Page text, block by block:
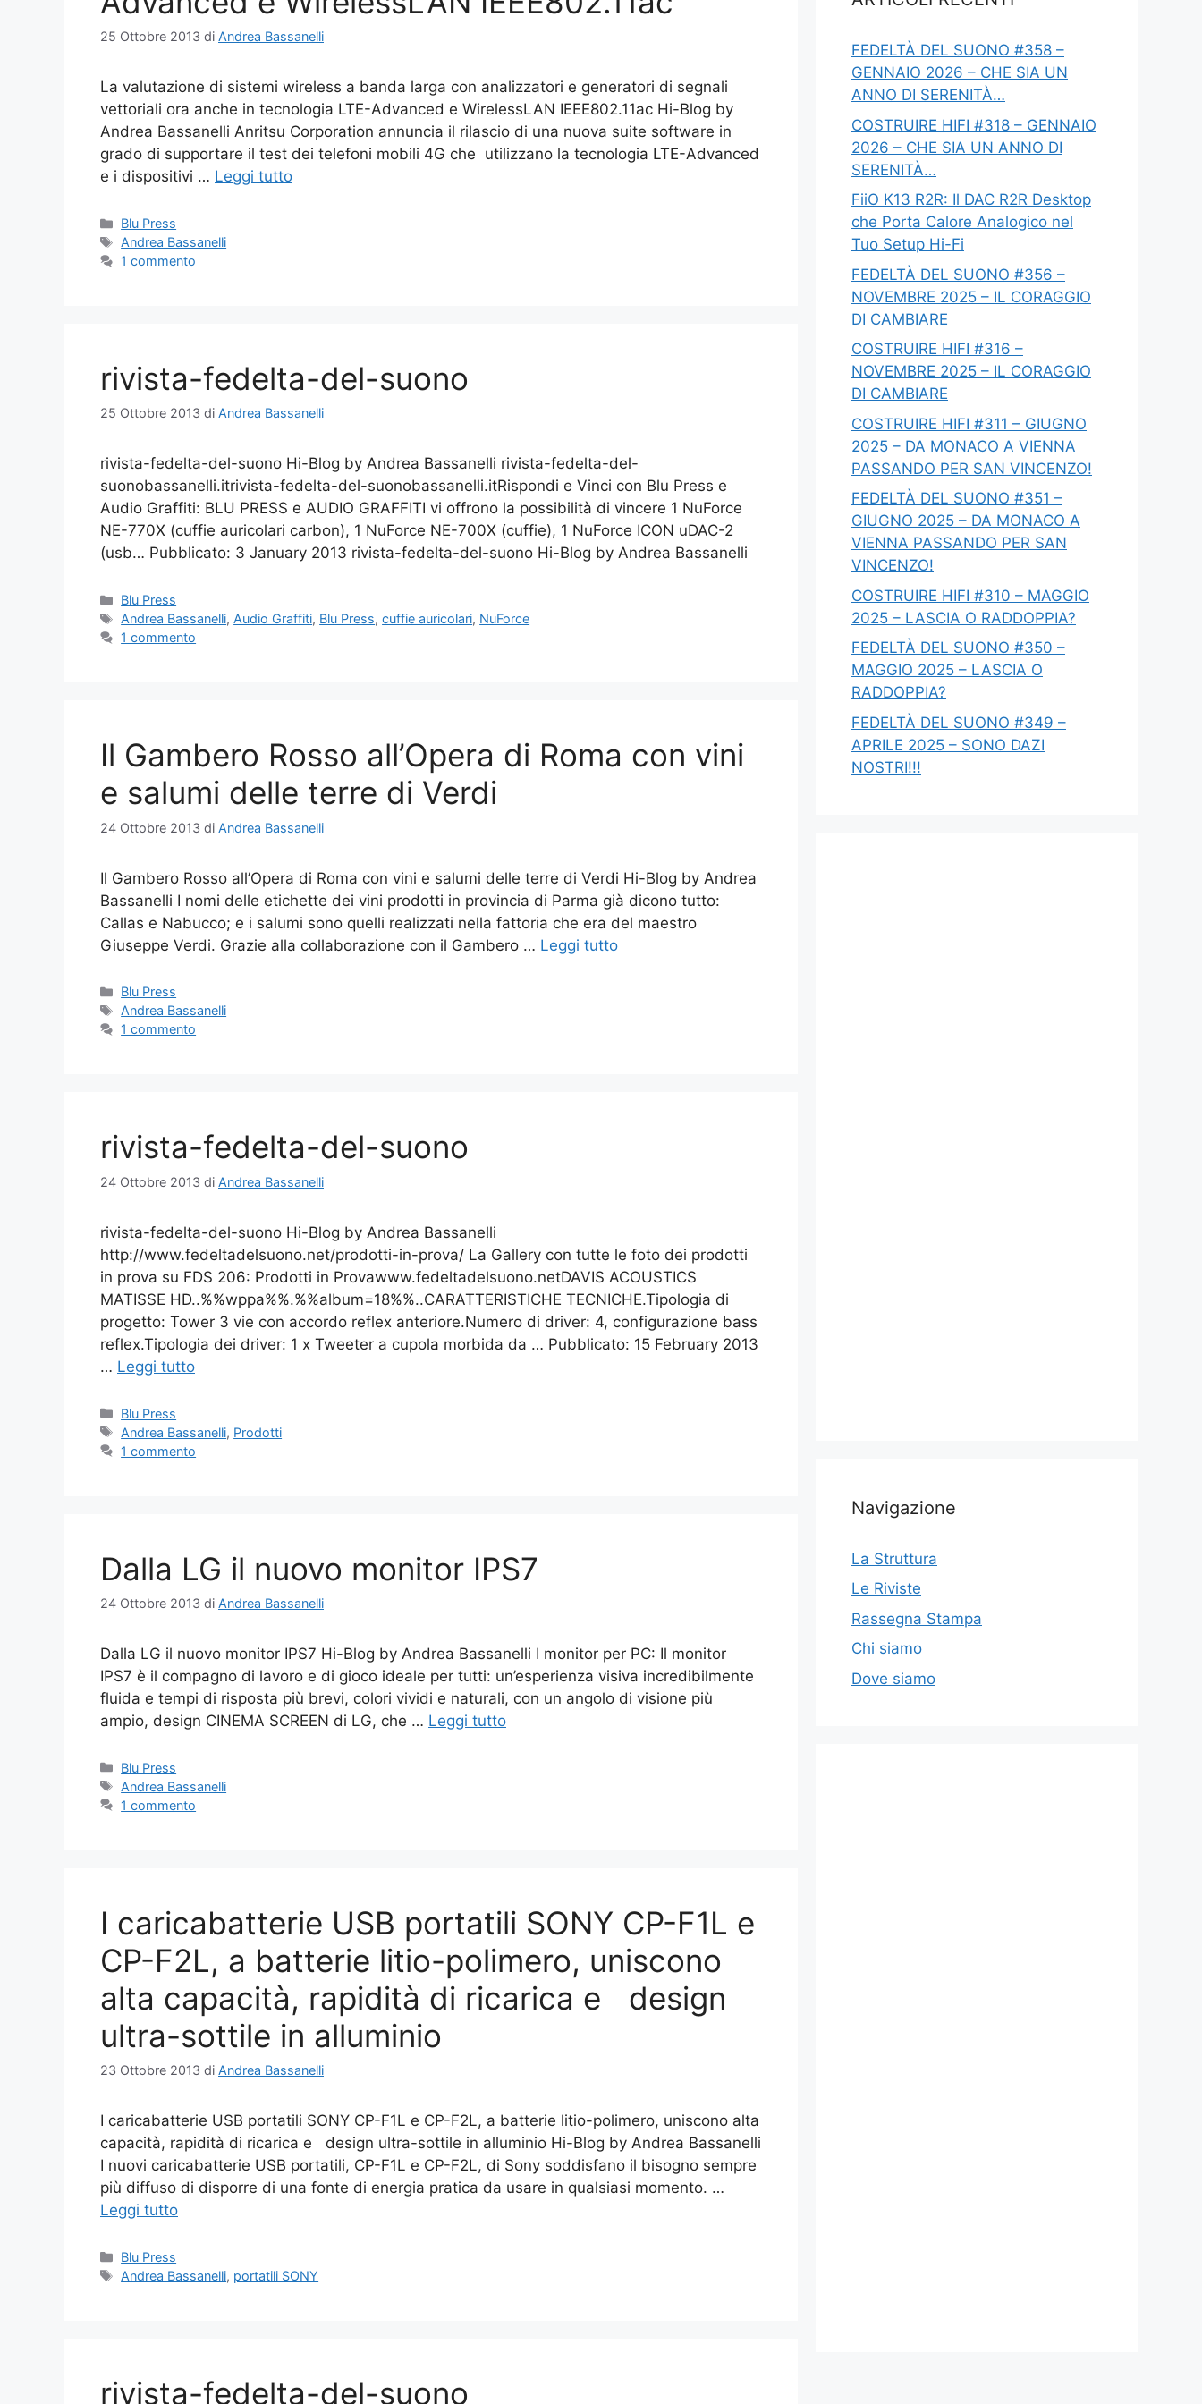
25 Ottobre 2013 di Andrea Bassanelli
La valutazione di sistemi wireless a banda larga con analizzatori e generatori di segnali
vettoriali ora anche in tecnologia LTE-Advanced e WirelessLAN IEEE802.11ac Hi-Blog by
Andrea Bassanelli Anritsu Corporation annuncia il rilascio di una nuova suite software in
grado di supportare il test dei telefoni mobili 4G che utilizzano la tecnologia LTE-Advanced
e i dispositivi … Leggi tutto
Categorie
Blu Press
Tag
Andrea Bassanelli
1 commento
rivista-fedelta-del-suono
25 Ottobre 2013 di Andrea Bassanelli
rivista-fedelta-del-suono Hi-Blog by Andrea Bassanelli rivista-fedelta-del-
suonobassanelli.itrivista-fedelta-del-suonobassanelli.itRispondi e Vinci con Blu Press e
Audio Graffiti: BLU PRESS e AUDIO GRAFFITI vi offrono la possibilità di vincere 1 NuForce
NE-770X (cuffie auricolari carbon), 1 NuForce NE-700X (cuffie), 1 NuForce ICON uDAC-2
(usb… Pubblicato: 3 January 2013 rivista-fedelta-del-suono Hi-Blog by Andrea Bassanelli
Categorie
Blu Press
Tag
Andrea Bassanelli, Audio Graffiti, Blu Press,cuffie auricolari, NuForce
1 commento
Il Gambero Rosso all’Opera di Roma con vini
e salumi delle terre di Verdi
24 Ottobre 2013 di Andrea Bassanelli
Il Gambero Rosso all’Opera di Roma con vini e salumi delle terre di Verdi Hi-Blog by Andrea
Bassanelli I nomi delle etichette dei vini prodotti in provincia di Parma già dicono tutto:
Callas e Nabucco; e i salumi sono quelli realizzati nella fattoria che era del maestro
Giuseppe Verdi. Grazie alla collaborazione con il Gambero … Leggi tutto
Categorie
Blu Press
Tag
Andrea Bassanelli
1 commento
rivista-fedelta-del-suono
24 Ottobre 2013 di Andrea Bassanelli
rivista-fedelta-del-suono Hi-Blog by Andrea Bassanelli
http://www.fedeltadelsuono.net/prodotti-in-prova/ La Gallery con tutte le foto dei prodotti
in prova su FDS 206: Prodotti in Provawww.fedeltadelsuono.netDAVIS ACOUSTICS
MATISSE HD..%%wppa%%.%%album=18%%..CARATTERISTICHE TECNICHE.Tipologia di
progetto: Tower 3 vie con accordo reflex anteriore.Numero di driver: 4, configurazione bass
reflex.Tipologia dei driver: 1 x Tweeter a cupola morbida da … Pubblicato: 15 February 2013
… Leggi tutto
Categorie
Blu Press
Tag
Andrea Bassanelli, Prodotti
1 commento
Dalla LG il nuovo monitor IPS7
24 Ottobre 2013 di Andrea Bassanelli
Dalla LG il nuovo monitor IPS7 Hi-Blog by Andrea Bassanelli I monitor per PC: Il monitor
IPS7 è il compagno di lavoro e di gioco ideale per tutti: un’esperienza visiva incredibilmente
fluida e tempi di risposta più brevi, colori vividi e naturali, con un angolo di visione più
ampio, design CINEMA SCREEN di LG, che … Leggi tutto
Categorie
Blu Press
Tag
Andrea Bassanelli
1 commento
I caricabatterie USB portatili SONY CP-F1L e
CP-F2L, a batterie litio-polimero, uniscono
alta capacità, rapidità di ricarica e design
ultra-sottile in alluminio
23 Ottobre 2013 di Andrea Bassanelli
I caricabatterie USB portatili SONY CP-F1L e CP-F2L, a batterie litio-polimero, uniscono alta
capacità, rapidità di ricarica e design ultra-sottile in alluminio Hi-Blog by Andrea Bassanelli
I nuovi caricabatterie USB portatili, CP-F1L e CP-F2L, di Sony soddisfano il bisogno sempre
più diffuso di disporre di una fonte di energia pratica da usare in qualsiasi momento. …
Leggi tutto
Categorie
Blu Press
Tag
Andrea Bassanelli, portatili SONY
rivista-fedelta-del-suono
FEDELTÀ DEL SUONO #358 –
GENNAIO 2026 – CHE SIA UN
ANNO DI SERENITÀ…
COSTRUIRE HIFI #318 – GENNAIO
2026 – CHE SIA UN ANNO DI
SERENITÀ…
FiiO K13 R2R: Il DAC R2R Desktop
che Porta Calore Analogico nel
Tuo Setup Hi-Fi
FEDELTÀ DEL SUONO #356 –
NOVEMBRE 2025 – IL CORAGGIO
DI CAMBIARE
COSTRUIRE HIFI #316 –
NOVEMBRE 2025 – IL CORAGGIO
DI CAMBIARE
COSTRUIRE HIFI #311 – GIUGNO
2025 – DA MONACO A VIENNA
PASSANDO PER SAN VINCENZO!
FEDELTÀ DEL SUONO #351 –
GIUGNO 2025 – DA MONACO A
VIENNA PASSANDO PER SAN
VINCENZO!
COSTRUIRE HIFI #310 – MAGGIO
2025 – LASCIA O RADDOPPIA?
FEDELTÀ DEL SUONO #350 –
MAGGIO 2025 – LASCIA O
RADDOPPIA?
FEDELTÀ DEL SUONO #349 –
APRILE 2025 – SONO DAZI
NOSTRI!!!
Navigazione
La Struttura
Le Riviste
Rassegna Stampa
Chi siamo
Dove siamo